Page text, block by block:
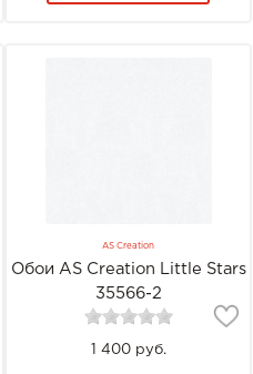
AS Creation
Обои AS Creation Little Stars
35566-2
1 400 руб.